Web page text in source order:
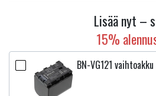
Lisää nyt –
15%
BN-VG121 vaihtoakku